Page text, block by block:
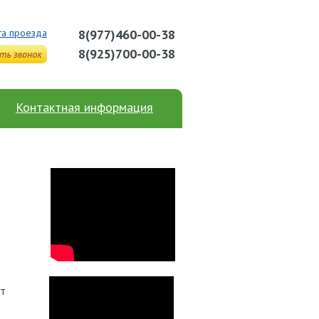
проезда
8(977)460-00-38
8(925)700-00-38
Контактная информация